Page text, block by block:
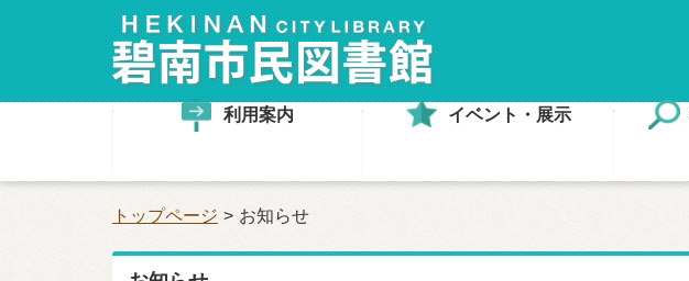
利用案内 イベント・展示
トップページ お知らせ